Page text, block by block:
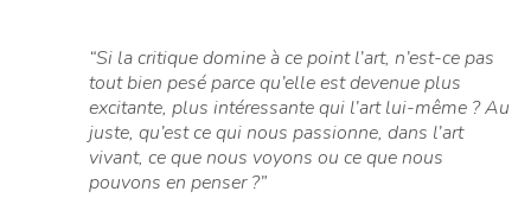
“Si la critique domine à ce point l’art, n’est-ce pas
tout bien pesé parce qu’elle est devenue plus
excitante, plus intéressante qui l’art lui-même ? Au
juste, qu’est ce qui nous passionne, dans l’art
vivant, ce que nous voyons ou ce que nous
pouvons en penser ?”